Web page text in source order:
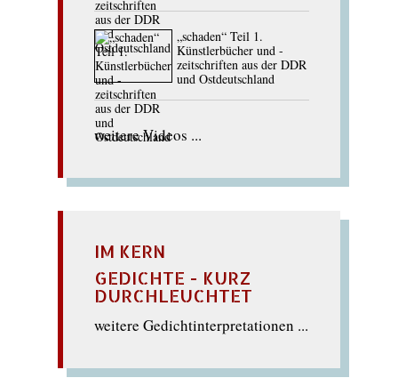
„schaden“ Teil 1.
Künstlerbücher und -
zeitschriften aus der DDR
und Ostdeutschland
weitere Videos ...
IM KERN
GEDICHTE - KURZ
DURCHLEUCHTET
weitere Gedichtinterpretationen ...